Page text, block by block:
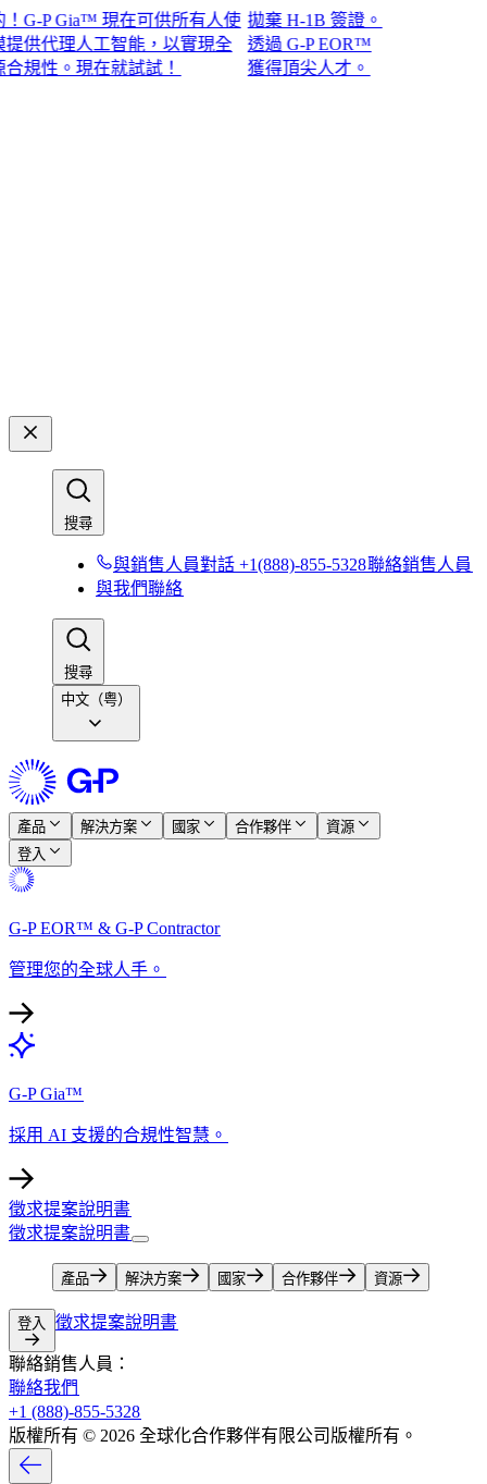
P Gia™ 現在可供所有人使
代理人工智能，以實現全
性。現在就試試！​​
拋棄 H-1B 簽證。
透過 G-P EOR™
獲得頂尖人才。​​
搜尋​​
與銷售人員對話 +1(888)-855-5328​​聯絡銷售人員​​
與我們聯絡​​
搜尋​​
中文（粤）
產品​​ 解決方案​​ 國家​​ 合作夥伴​​
資源​​
登入​​
G-P EOR™ & G-P Contractor​​
管理您的全球人手。​​
G-P Gia™​​
採用 AI 支援的合規性智慧。​​
徵求提案說明書​​
徵求提案說明書​​
產品​​ 解決方案​​ 國家​​ 合作夥伴​​ 資源​​
登入​​ 徵求提案說明書​​
聯絡銷售人員：​​
聯絡我們​​
+1 (888)-855-5328​​
版權所有 © 2026 全球化合作夥伴有限公司版權所有。​​